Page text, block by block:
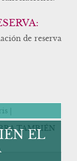
de reserva
EL